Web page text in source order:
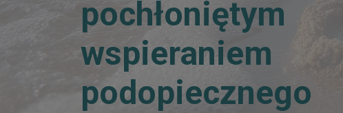
pochłoniętym
wspieraniem
podopiecznego